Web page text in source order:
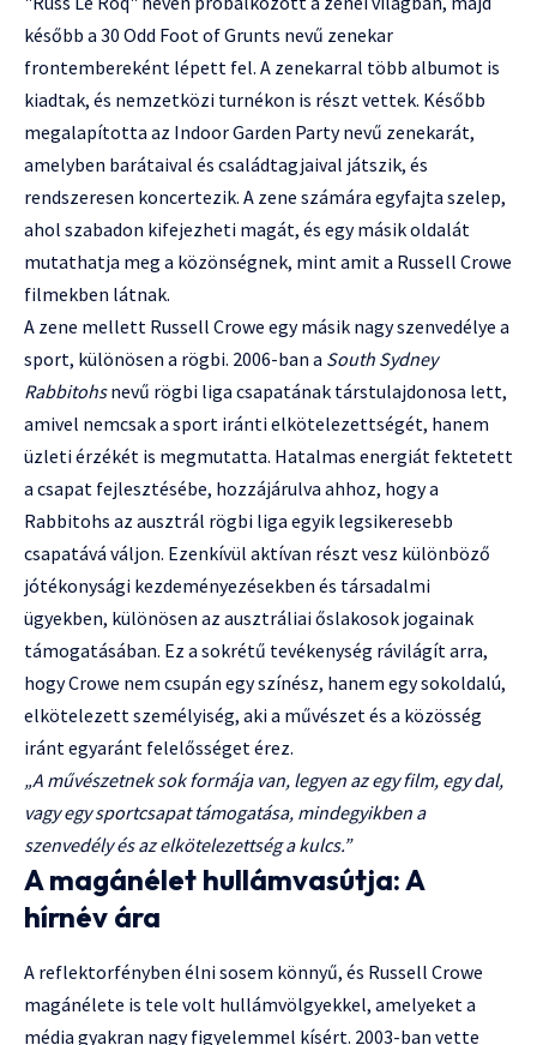
később a 30 Odd Foot of Grunts nevű zenekar
frontembereként lépett fel. A zenekarral több albumot is
kiadtak, és nemzetközi turnékon is részt vettek. Később
megalapította az Indoor Garden Party nevű zenekarát,
amelyben barátaival és családtagjaival játszik, és
rendszeresen koncertezik. A zene számára egyfajta szelep,
ahol szabadon kifejezheti magát, és egy másik oldalát
mutathatja meg a közönségnek, mint amit a Russell Crowe
filmekben látnak.
A zene mellett Russell Crowe egy másik nagy szenvedélye a
sport, különösen a rögbi. 2006-ban a South Sydney
Rabbitohsnevű rögbi liga csapatának társtulajdonosa lett,
amivel nemcsak a sport iránti elkötelezettségét, hanem
üzleti érzékét is megmutatta. Hatalmas energiát fektetett
a csapat fejlesztésébe, hozzájárulva ahhoz, hogy a
Rabbitohs az ausztrál rögbi liga egyik legsikeresebb
csapatává váljon. Ezenkívül aktívan részt vesz különböző
jótékonysági kezdeményezésekben és társadalmi
ügyekben, különösen az ausztráliai őslakosok jogainak
támogatásában. Ez a sokrétű tevékenység rávilágít arra,
hogy Crowe nem csupán egy színész, hanem egy sokoldalú,
elkötelezett személyiség, aki a művészet és a közösség
iránt egyaránt felelősséget érez.
„A művészetnek sok formája van, legyen az egy film, egy dal,
vagy egy sportcsapat támogatása, mindegyikben a
szenvedély és az elkötelezettség a kulcs.”
A magánélet hullámvasútja: A
hírnév ára
A reflektorfényben élni sosem könnyű, és Russell Crowe
magánélete is tele volt hullámvölgyekkel, amelyeket a
média gyakran nagy figyelemmel kísért. 2003-ban vette